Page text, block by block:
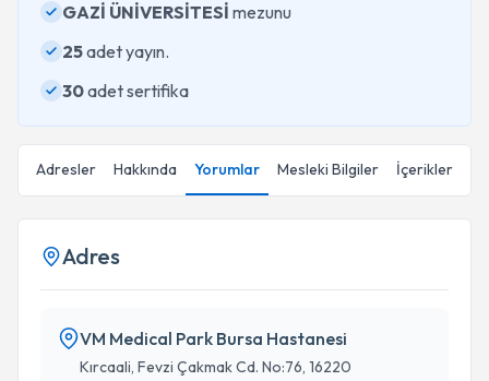
GAZİ ÜNİVERSİTESİ mezunu
25adet yayın.
30adet sertifika
Adresler Hakkında Yorumlar Mesleki Bilgiler İçerikler
Adres
VM Medical Park Bursa Hastanesi
Kırcaali, Fevzi Çakmak Cd. No:76, 16220